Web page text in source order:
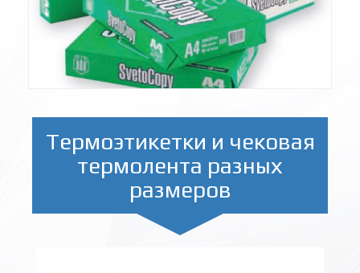
Термоэтикетки и чековая
термолента разных
размеров